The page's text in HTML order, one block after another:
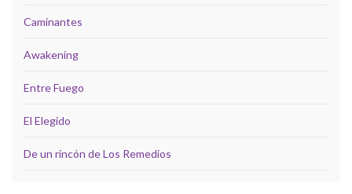
Caminantes
Awakening
Entre Fuego
El Elegido
De un rincón de Los Remedios